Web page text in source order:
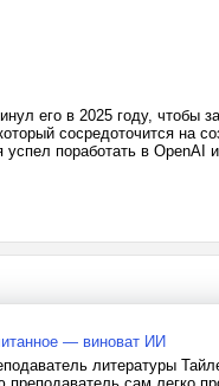
его в 2025 году, чтобы
сосредоточится на
поработать в OpenAI
— виноват ИИ
литературы